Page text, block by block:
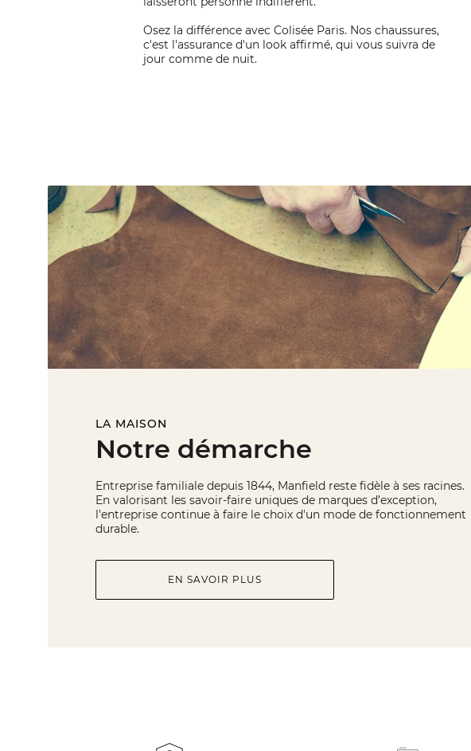
Osez la différence avec Colisée Paris. Nos chaussures,
c'est l'assurance d'un look affirmé, qui vous suivra de
jour comme de nuit.
LA MAISON
Notre démarche
Entreprise familiale depuis 1844, Manfield reste fidèle à ses racines.
En valorisant les savoir-faire uniques de marques d’exception,
l'entreprise continue à faire le choix d'un mode de fonctionnement
durable.
EN SAVOIR PLUS